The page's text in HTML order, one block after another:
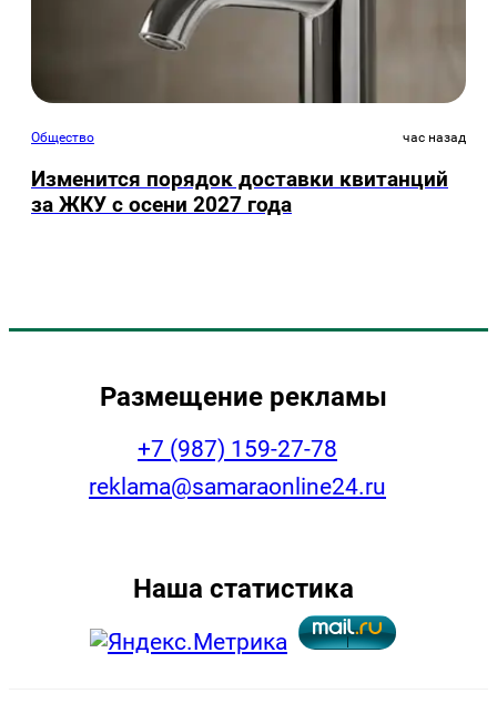
Общество час назад
Изменится порядок доставки квитанций
за ЖКУ с осени 2027 года
Размещение рекламы
+7 (987) 159-27-78
reklama@samaraonline24.ru
Наша статистика